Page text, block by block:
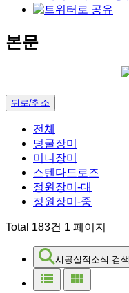
본문
뒤로/취소
전체
덩굴장미
미니장미
스텐다드로즈
정원장미-대
정원장미-중
Total 183건 1 페이지
시공실적소식 검색
view_list view_module